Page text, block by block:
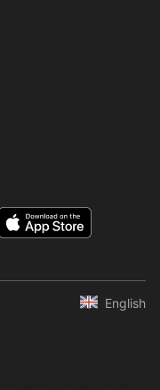
English